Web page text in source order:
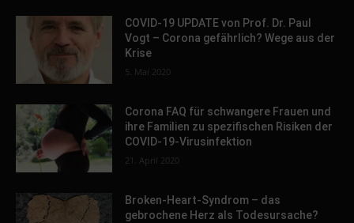
COVID-19 UPDATE von Prof. Dr. Paul
Vogt – Corona gefährlich? Wege aus der
Krise
5. Mai 2020
Corona FAQ für schwangere Frauen und
ihre Familien zu spezifischen Risiken der
COVID-19-Virusinfektion
21. April 2020
Broken-Heart-Syndrom – das
gebrochene Herz als Todesursache?